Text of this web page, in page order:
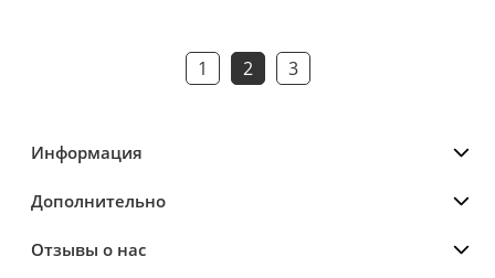
1 2 3
Информация
Дополнительно
Отзывы о нас